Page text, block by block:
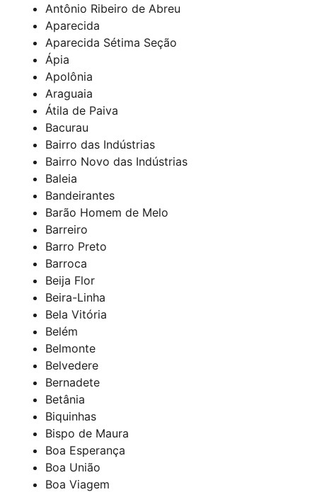
Antônio Ribeiro de Abreu
Aparecida
Aparecida Sétima Seção
Ápia
Apolônia
Araguaia
Átila de Paiva
Bacurau
Bairro das Indústrias
Bairro Novo das Indústrias
Baleia
Bandeirantes
Barão Homem de Melo
Barreiro
Barro Preto
Barroca
Beija Flor
Beira-Linha
Bela Vitória
Belém
Belmonte
Belvedere
Bernadete
Betânia
Biquinhas
Bispo de Maura
Boa Esperança
Boa União
Boa Viagem